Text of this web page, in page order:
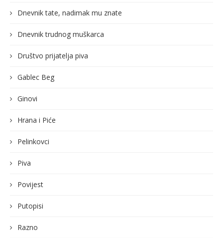
Dnevnik tate, nadimak mu znate
Dnevnik trudnog muškarca
Društvo prijatelja piva
Gablec Beg
Ginovi
Hrana i Piće
Pelinkovci
Piva
Povijest
Putopisi
Razno